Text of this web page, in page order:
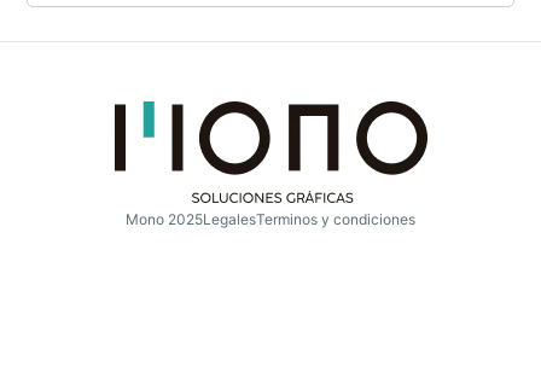
Mono 2025LegalesTerminos y condiciones